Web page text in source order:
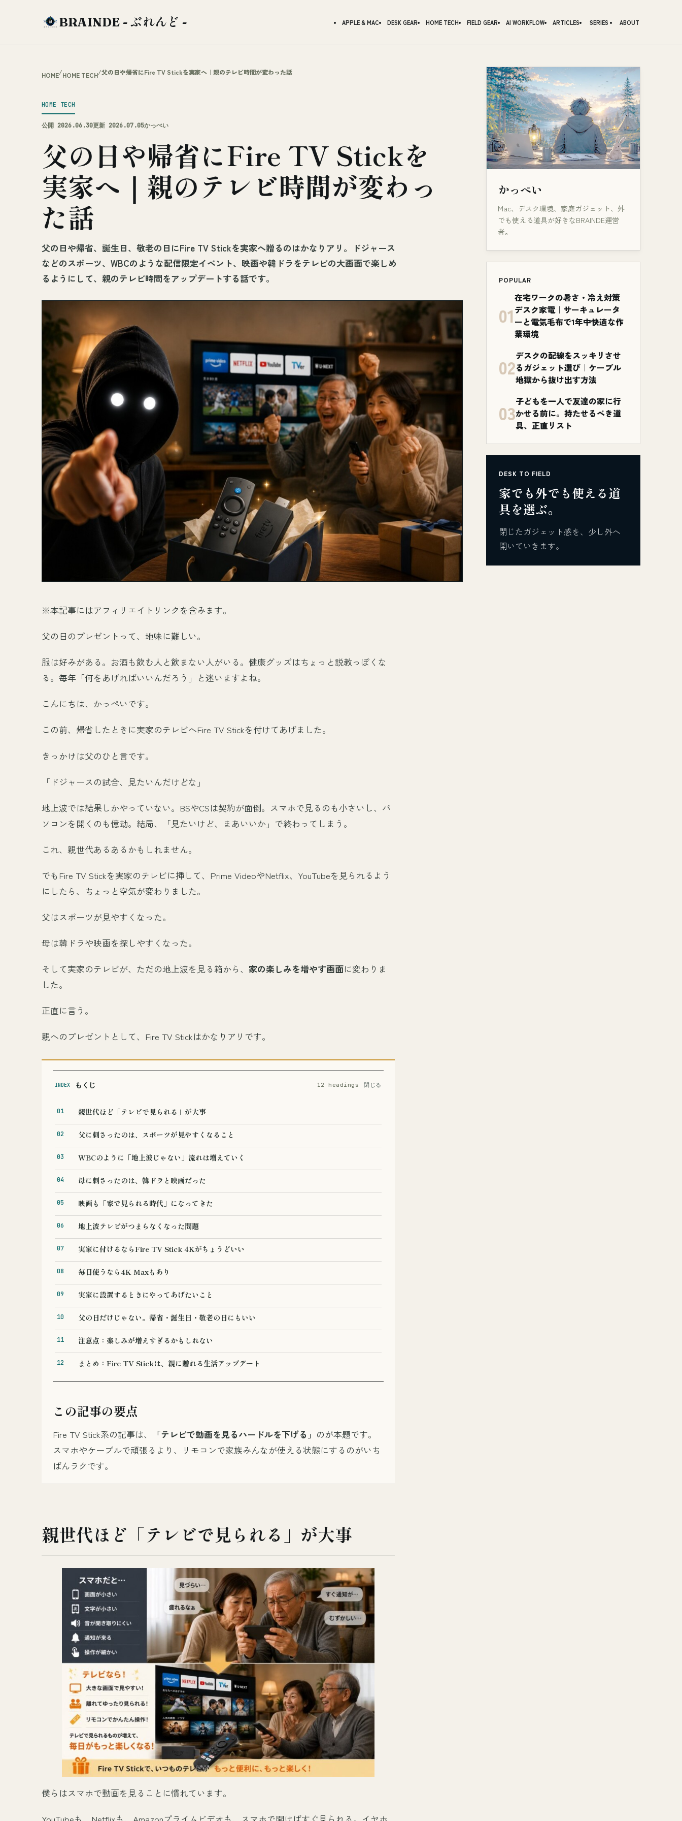
BRAINDE - ぶれんど - APPLE & MAC DESK GEAR HOME TECH FIELD GEAR AI WORKFLOW ARTICLES SERIES ABOUT
HOME/HOME TECH/父の日や帰省にFire TV Stickを実家へ｜親のテレビ時間が変わった話
HOME TECH
公開 2026.06.30更新 2026.07.05かっぺい
父の日や帰省にFire TV Stickを
実家へ｜親のテレビ時間が変わっ
た話
父の日や帰省、誕生日、敬老の日にFire TV Stickを実家へ贈るのはかなりアリ。ドジャース
などのスポーツ、WBCのような配信限定イベント、映画や韓ドラをテレビの大画面で楽しめ
るようにして、親のテレビ時間をアップデートする話です。
※本記事にはアフィリエイトリンクを含みます。
父の日のプレゼントって、地味に難しい。
服は好みがある。お酒も飲む人と飲まない人がいる。健康グッズはちょっと説教っぽくな
る。毎年「何をあげればいいんだろう」と迷いますよね。
こんにちは、かっぺいです。
この前、帰省したときに実家のテレビへFire TV Stickを付けてあげました。
きっかけは父のひと言です。
「ドジャースの試合、見たいんだけどな」
地上波では結果しかやっていない。BSやCSは契約が面倒。スマホで見るのも小さいし、パ
ソコンを開くのも億劫。結局、「見たいけど、まあいいか」で終わってしまう。
これ、親世代あるあるかもしれません。
でもFire TV Stickを実家のテレビに挿して、Prime VideoやNetflix、YouTubeを見られるよう
にしたら、ちょっと空気が変わりました。
父はスポーツが見やすくなった。
母は韓ドラや映画を探しやすくなった。
そして実家のテレビが、ただの地上波を見る箱から、 家の楽しみを増やす画面に変わりま
した。
正直に言う。
親へのプレゼントとして、Fire TV Stickはかなりアリです。
INDEX もくじ 12 headings
親世代ほど「テレビで見られる」が大事
父に刺さったのは、スポーツが見やすくなること
WBCのように「地上波じゃない」流れは増えていく
母に刺さったのは、韓ドラと映画だった
映画も「家で見られる時代」になってきた
地上波テレビがつまらなくなった問題
実家に付けるならFire TV Stick 4Kがちょうどいい
毎日使うなら4K Maxもあり
実家に設置するときにやってあげたいこと
父の日だけじゃない。帰省・誕生日・敬老の日にもいい
注意点：楽しみが増えすぎるかもしれない
まとめ：Fire TV Stickは、親に贈れる生活アップデート
この記事の要点
Fire TV Stick系の記事は、 「テレビで動画を見るハードルを下げる」 のが本題です。
スマホやケーブルで頑張るより、リモコンで家族みんなが使える状態にするのがいち
ばんラクです。
親世代ほど「テレビで見られる」が大事
僕らはスマホで動画を見ることに慣れています。
かっぺい
Mac、デスク環境、家庭ガジェット、外
でも使える道具が好きなBRAINDE運営
者。
POPULAR
01
在宅ワークの暑さ・冷え対策
デスク家電｜サーキュレータ
ーと電気毛布で1年中快適な作
業環境
02デスクの配線をスッキリさせ
るガジェット選び｜ケーブル
地獄から抜け出す方法
03子どもを一人で友達の家に行
かせる前に。持たせるべき道
具、正直リスト
DESK TO FIELD
家でも外でも使える道
具を選ぶ。
閉じたガジェット感を、少し外へ
開いていきます。